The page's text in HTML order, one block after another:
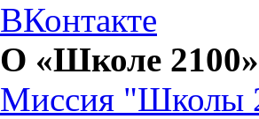
ВКонтакте
О «Школе 2100»
Миссия "Школы